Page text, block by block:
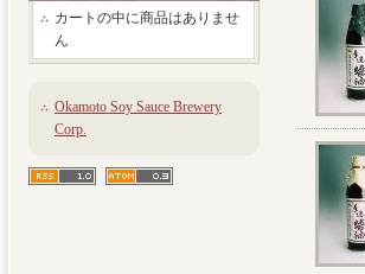
カートの中に商品はありませ
ん
Okamoto Soy Sauce Brewery
Corp.